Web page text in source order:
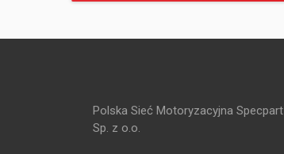
Polska Sieć Motoryzacyjna Specpart
Sp. z o.o.